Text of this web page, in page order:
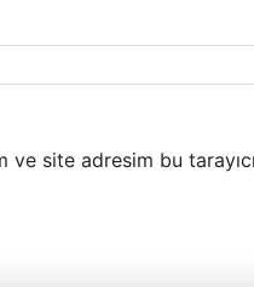
ve site adresim bu